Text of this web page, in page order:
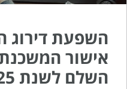
השפעת דירוג
אישור
השלם לשנת 2025